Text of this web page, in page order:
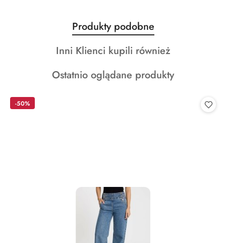
Pomiń karuzelę produktów
Produkty
o
statusie:
Produkty podobne
Produkty
statusie:
Inni Klienci kupili również
Produkty
Ostatnio oglądane produkty
-50%